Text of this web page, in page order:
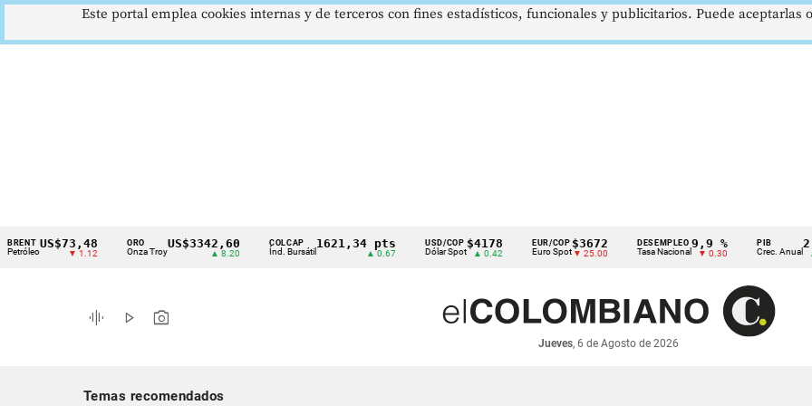
Cintillo
indicadores
económicos
US$73,48
▼ 1.12
ORO
Onza Troy
US$3342,60 COLCAP
Índ. Bursátil
1621,34 pts USD/COP
Dólar Spot
$4178
▲ 0.42
EUR/COP
Euro Spot
$3672
▼ 25.00
DESEMPLEO
Tasa Nacional
9,9 %
▼ 0.30
PIB
Crec. Anual
2,8 %
▲ 0.10
graphic_eq play_arrow photo_camera
Jueves, 6 de Agosto de 2026
Temas recomendados
Este portal emplea cookies internas y de terceros con fines estadísticos, funcionales y publicitarios. Puede aceptarlas